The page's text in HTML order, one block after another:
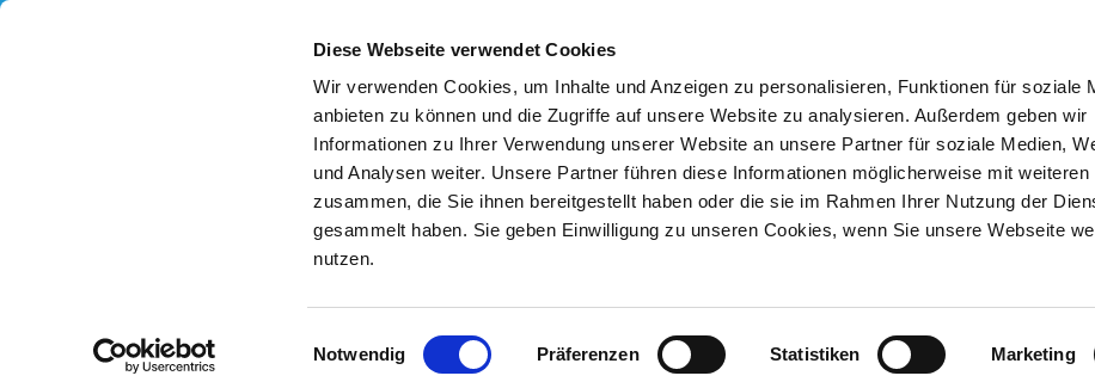
Diese Webseite verwendet Cookies
Wir verwenden Cookies, um Inhalte und Anzeigen zu personalisieren, Funktionen für soziale
anbieten zu können und die Zugriffe auf unsere Website zu analysieren. Außerdem geben wir
Informationen zu Ihrer Verwendung unserer Website an unsere Partner für soziale Medien,
und Analysen weiter. Unsere Partner führen diese Informationen möglicherweise mit weiteren
zusammen, die Sie ihnen bereitgestellt haben oder die sie im Rahmen Ihrer Nutzung der
gesammelt haben. Sie geben Einwilligung zu unseren Cookies, wenn Sie unsere Webseite
nutzen.
Einwilligungsauswahl
Notwendig Präferenzen Statistiken Marketing